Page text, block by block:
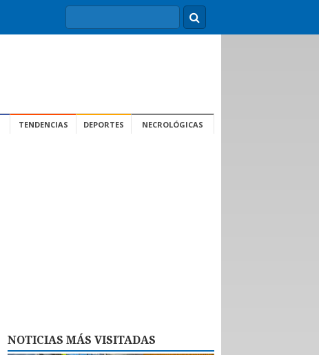
TENDENCIAS DEPORTES NECROLÓGICAS
NOTICIAS MÁS VISITADAS